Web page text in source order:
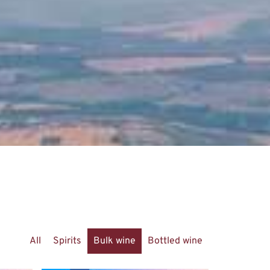
All Spirits Bulk wine Bottled wine